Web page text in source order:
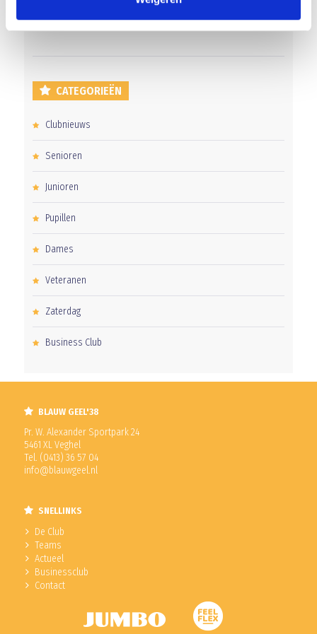
Uitnodiging voor de EXTRA Algemene Ledenvergadering
CATEGORIEËN
Clubnieuws
Senioren
Junioren
Pupillen
Dames
Veteranen
Zaterdag
Business Club
BLAUW GEEL'38
Pr. W. Alexander Sportpark 24
5461 XL Veghel
Tel. (0413) 36 57 04
info@blauwgeel.nl
SNELLINKS
De Club
Teams
Actueel
Businessclub
Contact